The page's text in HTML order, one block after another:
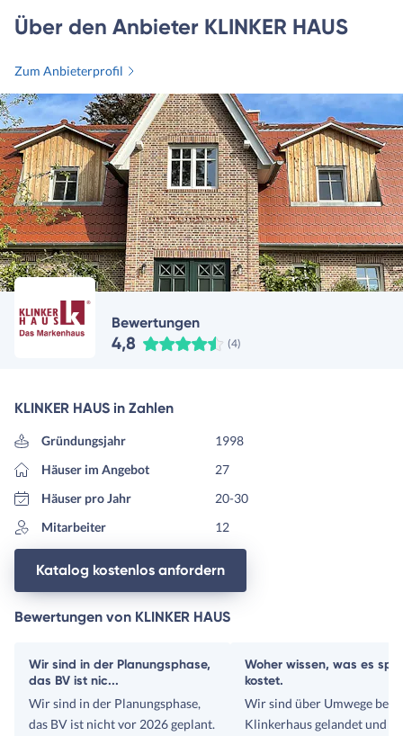
Über den Anbieter KLINKER HAUS
Zum Anbieterprofil
Bewertungen
4,8 (4)
KLINKER HAUS in Zahlen
Gründungsjahr
1998
Häuser im Angebot
27
Häuser pro Jahr
20-30
Mitarbeiter
12
Katalog kostenlos anfordern
Bewertungen von KLINKER HAUS
Wir sind in der Planungsphase,
das BV ist nic...
Wir sind in der Planungsphase,
das BV ist nicht vor 2026 geplant.
Woher wissen, was es
kostet.
Wir sind über Umwege bei
Klinkerhaus gelandet und